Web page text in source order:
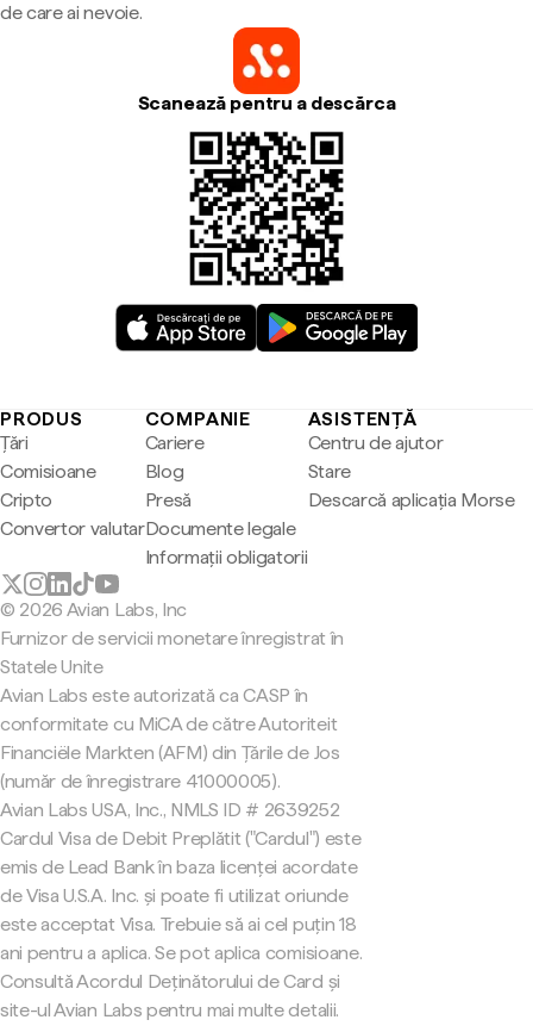
de care ai nevoie.
Scanează pentru a descărca
PRODUS
Țări
Comisioane
Cripto
Convertor valutar
COMPANIE
Cariere
Blog
Presă
Documente legale
Informații obligatorii
ASISTENȚĂ
Centru de ajutor
Stare
Descarcă aplicația Morse
© 2026 Avian Labs, Inc
Furnizor de servicii monetare înregistrat în
Statele Unite
Avian Labs este autorizată ca CASP în
conformitate cu MiCA de către Autoriteit
Financiële Markten (AFM) din Țările de Jos
(număr de înregistrare 41000005).
Avian Labs USA, Inc., NMLS ID # 2639252
Cardul Visa de Debit Preplătit ("Cardul") este
emis de Lead Bank în baza licenței acordate
de Visa U.S.A. Inc. și poate fi utilizat oriunde
este acceptat Visa. Trebuie să ai cel puțin 18
ani pentru a aplica. Se pot aplica comisioane.
Consultă Acordul Deținătorului de Card și
site-ul Avian Labs pentru mai multe detalii.